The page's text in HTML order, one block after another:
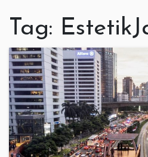
Tag: